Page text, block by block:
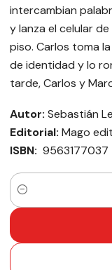
intercambian
y lanza el celular
piso. Carlos toma
de identidad y lo
tarde, Carlos y
Autor: Sebastián
Editorial: Mago
ISBN: 9563177037
Quantity